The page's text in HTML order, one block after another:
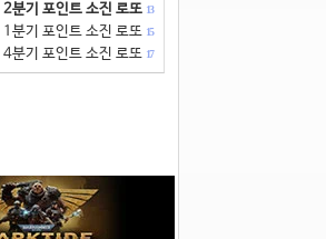
분기 포인트 소진 로또 13
분기 포인트 소진 로또 15
분기 포인트 소진 로또 17